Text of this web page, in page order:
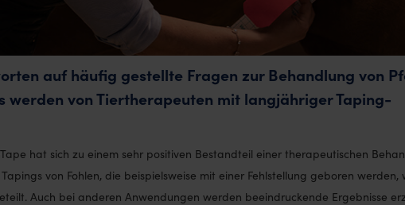
auf häufig gestellte Fragen zur Behandlung von
werden von Tiertherapeuten mit langjähriger Taping-
hat sich zu einem sehr positiven Bestandteil einer therapeutischen
von Fohlen, die beispielsweise mit einer Fehlstellung geboren werden,
Auch bei anderen Anwendungen werden beeindruckende Ergebnisse